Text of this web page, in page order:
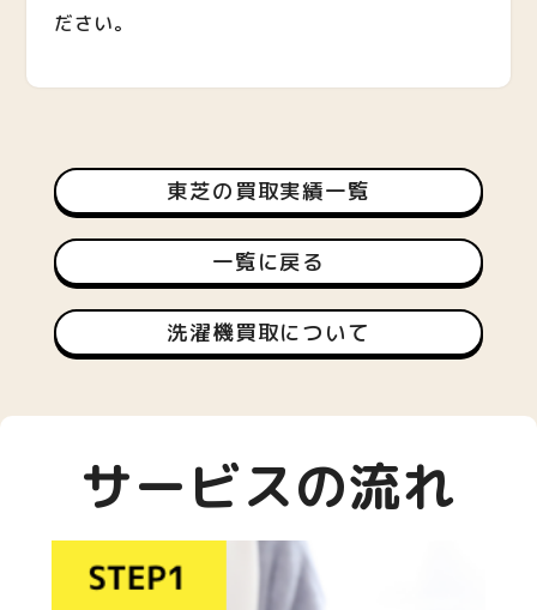
ださい。
東芝の買取実績一覧
一覧に戻る
洗濯機買取について
サービスの流れ